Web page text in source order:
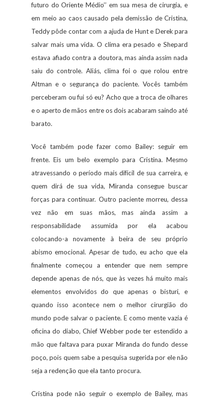
futuro do Oriente Médio’’ em sua mesa de cirurgia, e
em meio ao caos causado pela demissão de Cristina,
Teddy pôde contar com a ajuda de Hunt e Derek para
salvar mais uma vida. O clima era pesado e Shepard
estava afiado contra a doutora, mas ainda assim nada
saiu do controle. Aliás, clima foi o que rolou entre
Altman e o segurança do paciente. Vocês também
perceberam ou fui só eu? Acho que a troca de olhares
e o aperto de mãos entre os dois acabaram saindo até
barato.
Você também pode fazer como Bailey: seguir em
frente. Eis um belo exemplo para Cristina. Mesmo
atravessando o período mais difícil de sua carreira, e
quem dirá de sua vida, Miranda consegue buscar
forças para continuar. Outro paciente morreu, dessa
vez não em suas mãos, mas ainda assim a
responsabilidade assumida por ela acabou
colocando-a novamente à beira de seu próprio
abismo emocional. Apesar de tudo, eu acho que ela
finalmente começou a entender que nem sempre
depende apenas de nós, que às vezes há muito mais
elementos envolvidos do que apenas o bisturi, e
quando isso acontece nem o melhor cirurgião do
mundo pode salvar o paciente. E como mente vazia é
oficina do diabo, Chief Webber pode ter estendido a
mão que faltava para puxar Miranda do fundo desse
poço, pois quem sabe a pesquisa sugerida por ele não
seja a redenção que ela tanto procura.
Cristina pode não seguir o exemplo de Bailey, mas